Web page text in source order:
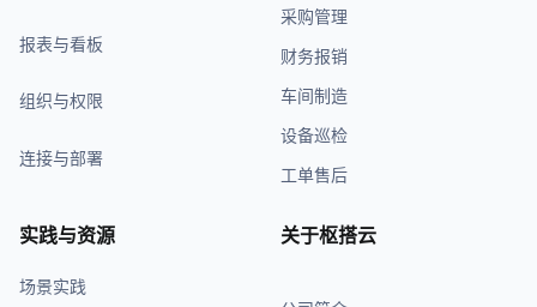
报表与看板
组织与权限
连接与部署
采购管理
财务报销
车间制造
设备巡检
工单售后
实践与资源
场景实践
关于枢搭云